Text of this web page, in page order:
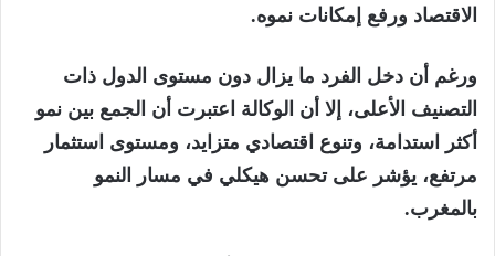
الاقتصاد ورفع إمكانات نموه.
ورغم أن دخل الفرد ما يزال دون مستوى الدول ذات
التصنيف الأعلى، إلا أن الوكالة اعتبرت أن الجمع بين نمو
أكثر استدامة، وتنوع اقتصادي متزايد، ومستوى استثمار
مرتفع، يؤشر على تحسن هيكلي في مسار النمو
بالمغرب.